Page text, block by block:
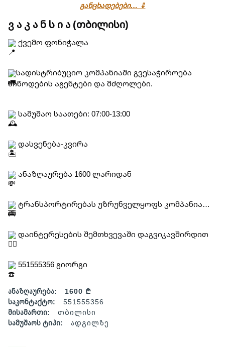
განცხადებები… ⇓
ვ ა კ ა ნ ს ი ა (თბილისი)
ქვემო ფონიჭალა
სადისტრიბუციო კომპანიაში გვესაჭიროება
მიწოდების აგენტები და მძღოლები.
სამუშაო საათები: 07:00-13:00
დასვენება-კვირა
ანაზღაურება 1600 ლარიდან
ტრანსპორტირებას უზრუნველყოფს კომპანია…
დაინტერესების შემთხვევაში დაგვიკავშირდით
551555356 გიორგი
ანაზღაურება:
1600 ₾
საკონტაქტო:
551555356
მისამართი:
თბილისი
სამუშაოს ტიპი:
ადგილზე